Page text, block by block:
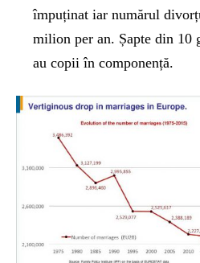
împuținat iar numărul
milion per an. Șapte din 10
au copii în componență.